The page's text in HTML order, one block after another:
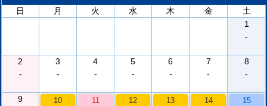
日
月 火 水 木 金
土
1
-
2
-
3
-
4
-
5
-
6
-
7
-
8
-
9
10 11 12 13 14 15